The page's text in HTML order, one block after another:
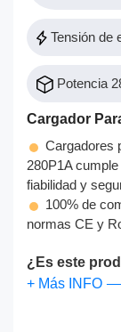
Tensión de
Potencia
Cargador
Cargadores
280P1A
fiabilidad y
100% de
normas CE y
¿Es este
+ Más INFO